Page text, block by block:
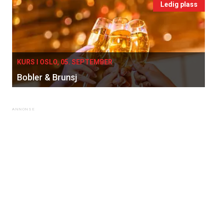
Ledig plass
KURS I OSLO, 05. SEPTEMBER
Bobler & Brunsj